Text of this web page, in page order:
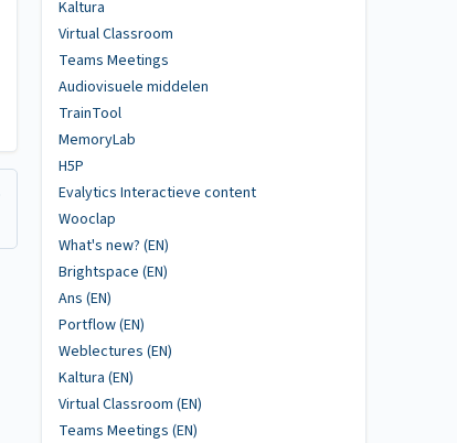
Kaltura
Virtual Classroom
Teams Meetings
Audiovisuele middelen
TrainTool
MemoryLab
H5P
Evalytics Interactieve content
Wooclap
What's new? (EN)
Brightspace (EN)
Ans (EN)
Portflow (EN)
Weblectures (EN)
Kaltura (EN)
Virtual Classroom (EN)
Teams Meetings (EN)